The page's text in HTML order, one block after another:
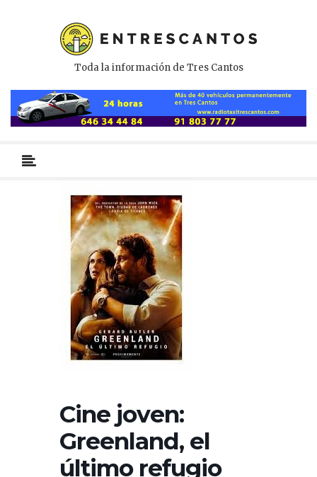
Toda la información de Tres Cantos
primario
Cine joven:
Greenland, el
último refugio